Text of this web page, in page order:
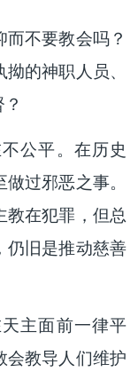
不要教会吗？
的神职人员、
公平。在历史
过邪恶之事。
教在犯罪，但总
仍旧是推动慈善
主面前一律平
会教导人们维护